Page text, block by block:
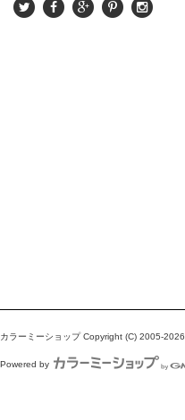
カラーミーショップCopyright (C) 2005-2026
Powered by